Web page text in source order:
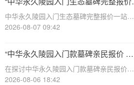
为许多家庭的考虑。中华永久陵园，作
一站式服务打包特惠详解”
中华永久陵园入门生态墓碑完整报价一站式
服务打包特惠详解☎ 中华永久陵园电话:400-
之一，一直致力于提供高品质、个性化的墓
碑服务。生态墓碑作为一种环保、
2026-08-07 09:42
“中华永久陵园入门款墓碑亲民报价 一
次性付清享折上折：超值优惠与便捷选
择的完美结合”
在探讨中华永久陵园入门款墓碑亲民报价这
一主题时，我们首先需要理解墓碑选择的重
2026-08-06 18:42